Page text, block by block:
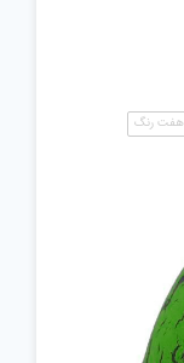
هفت رنگ